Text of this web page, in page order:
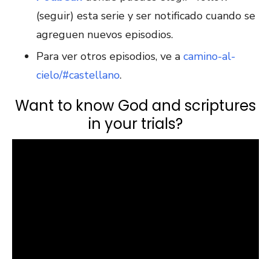
(seguir) esta serie y ser notificado cuando se
agreguen nuevos episodios.
Para ver otros episodios, ve a camino-al-
cielo/#castellano.
Want to know God and scriptures
in your trials?